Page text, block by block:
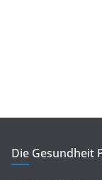
Die Gesundheit